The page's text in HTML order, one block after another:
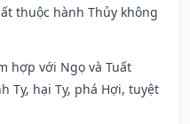
thuộc hành Thủy không
hợp với Ngọ và Tuất
Tỵ, hại Tỵ, phá Hợi, tuyệt